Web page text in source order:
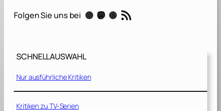
m
i
a
m
[
Folgen Sie uns bei Instagram Mastodon Threads RSS-Feed
SCHNELLAUSWAHL
Nur ausführliche Kritiken
Kritiken zu TV-Serien